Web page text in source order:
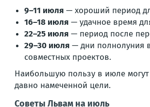
9–11 июля — хороший период
16–18 июля — удачное время
22–25 июля — период после
29–30 июля — дни полнолуния
совместных проектов.
Наибольшую пользу в июле
давно намеченной цели.
Советы Львам на июль